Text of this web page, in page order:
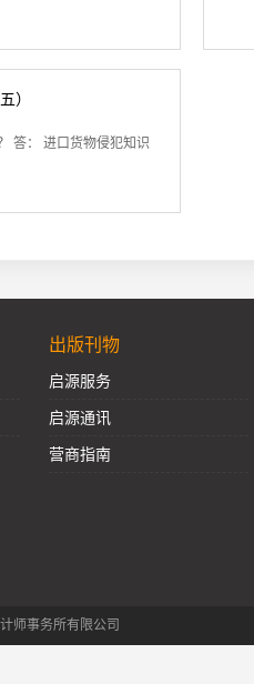
）
答： 进口货物侵犯知识
出版刊物
启源服务
启源通讯
营商指南
师事务所有限公司